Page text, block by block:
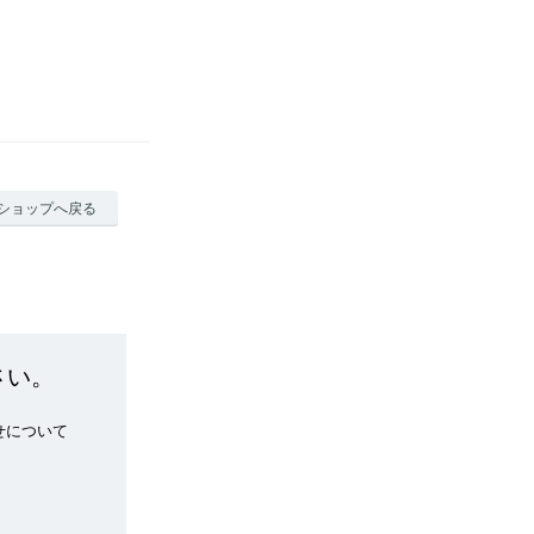
ョップへ戻る
。
について